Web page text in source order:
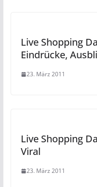
Live Shopping
Eindrücke,
23. März 2011
Live Shopping
Viral
23. März 2011